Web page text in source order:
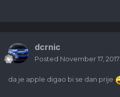
dcrnic
Posted November 17, 2017
da je apple digao bi se dan prije